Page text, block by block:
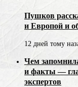
Пушков
и Европой и
12 дней тому
Чем
и факты —
экспертов